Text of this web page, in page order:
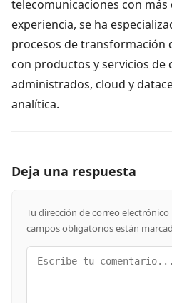
telecomunicaciones con más
experiencia, se ha
procesos de transformación
con productos y servicios de
administrados, cloud y
analítica.
Deja una respuesta
Tu dirección de correo
campos obligatorios están